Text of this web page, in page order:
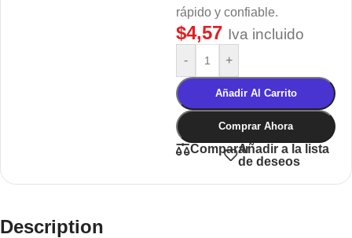
rápido y confiable.
$4,57 Iva incluido
- +
Añadir Al Carrito
Comprar Ahora
CompararAñadir a la lista
de deseos
Description